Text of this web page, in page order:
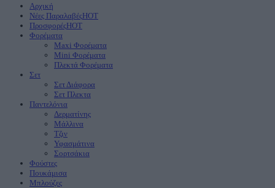
Αρχική
Νέες ΠαραλαβέςHOT
ΠροσφορέςHOT
Φορέματα
Maxi Φορέματα
Mini Φορέματα
Πλεκτά Φορέματα
Σετ
Σετ Διάφορα
Σετ Πλεκτα
Παντελόνια
Δερματίνης
Μάλλινα
Τζιν
Υφασμάτινα
Σορτσάκια
Φούστες
Πουκάμισα
Μπλούζες